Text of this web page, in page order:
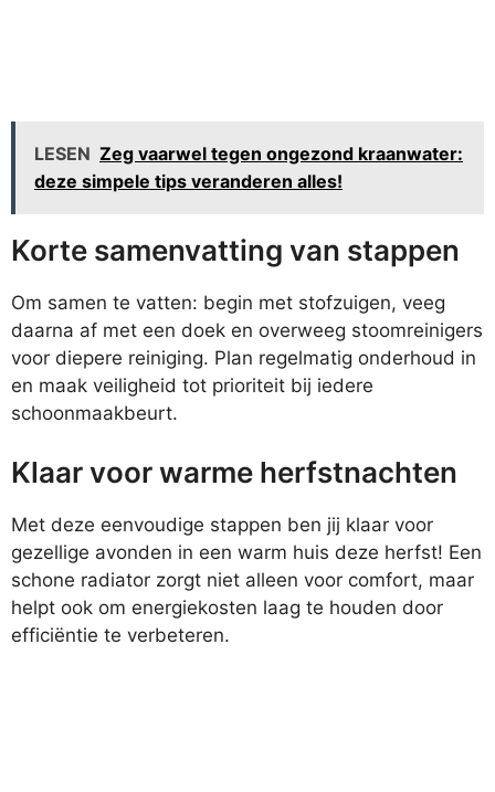
LESEN Zeg vaarwel tegen ongezond kraanwater:
deze simpele tips veranderen alles!
Korte samenvatting van stappen
Om samen te vatten: begin met stofzuigen, veeg
daarna af met een doek en overweeg stoomreinigers
voor diepere reiniging. Plan regelmatig onderhoud in
en maak veiligheid tot prioriteit bij iedere
schoonmaakbeurt.
Klaar voor warme herfstnachten
Met deze eenvoudige stappen ben jij klaar voor
gezellige avonden in een warm huis deze herfst! Een
schone radiator zorgt niet alleen voor comfort, maar
helpt ook om energiekosten laag te houden door
efficiëntie te verbeteren.